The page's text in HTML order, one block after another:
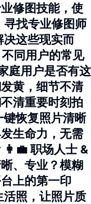
修图技能，使
找专业修图师
决这些现实而
同用户的常见
庭用户是否有这
黄，细节不清
清重要时刻拍
恢复照片清晰
生命力，无需
职场人士 &
、专业？模糊
上的第一印
照，让照片质